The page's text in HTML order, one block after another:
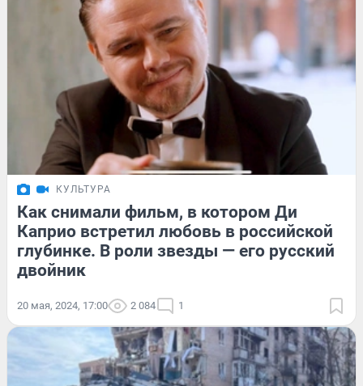
КУЛЬТУРА
Как снимали фильм, в котором Ди
Каприо встретил любовь в российской
глубинке. В роли звезды — его русский
двойник
20 мая, 2024, 17:00 2 084 1